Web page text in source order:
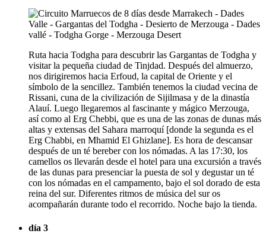
Ruta hacia Todgha para descubrir las Gargantas de Todgha y
visitar la pequeña ciudad de Tinjdad. Después del almuerzo,
nos dirigiremos hacia Erfoud, la capital de Oriente y el
símbolo de la sencillez. También tenemos la ciudad vecina de
Rissani, cuna de la civilización de Sijilmasa y de la dinastía
Alauí. Luego llegaremos al fascinante y mágico Merzouga,
así como al Erg Chebbi, que es una de las zonas de dunas más
altas y extensas del Sahara marroquí [donde la segunda es el
Erg Chabbi, en Mhamid El Ghizlane]. Es hora de descansar
después de un té bereber con los nómadas. A las 17:30, los
camellos os llevarán desde el hotel para una excursión a través
de las dunas para presenciar la puesta de sol y degustar un té
con los nómadas en el campamento, bajo el sol dorado de esta
reina del sur. Diferentes ritmos de música del sur os
acompañarán durante todo el recorrido. Noche bajo la tienda.
día 3